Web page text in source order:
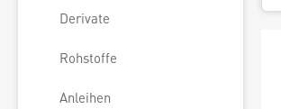
Derivate
Rohstoffe
Anleihen